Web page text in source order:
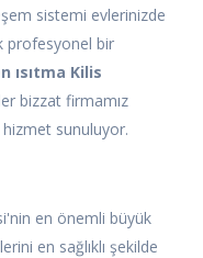
sistemi evlerinizde
profesyonel bir
ısıtma Kilis
bizzat firmamız
sunuluyor.
en önemli büyük
en sağlıklı şekilde